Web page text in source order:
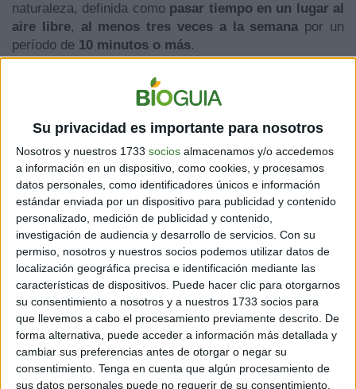
Su privacidad es importante para nosotros
Nosotros y nuestros 1733 socios almacenamos y/o accedemos
a información en un dispositivo, como cookies, y procesamos
datos personales, como identificadores únicos e información
estándar enviada por un dispositivo para publicidad y contenido
personalizado, medición de publicidad y contenido,
investigación de audiencia y desarrollo de servicios. Con su
permiso, nosotros y nuestros socios podemos utilizar datos de
localización geográfica precisa e identificación mediante las
características de dispositivos. Puede hacer clic para otorgarnos
su consentimiento a nosotros y a nuestros 1733 socios para
que llevemos a cabo el procesamiento previamente descrito. De
forma alternativa, puede acceder a información más detallada y
cambiar sus preferencias antes de otorgar o negar su
consentimiento. Tenga en cuenta que algún procesamiento de
sus datos personales puede no requerir de su consentimiento,
naturaleza, definida como pasar tiempo en un lugar al
aire libre, al menos tres veces a la semana por un
período de 10 minutos o más.